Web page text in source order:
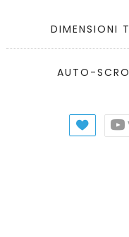
DIMENSIONI
AUTO-